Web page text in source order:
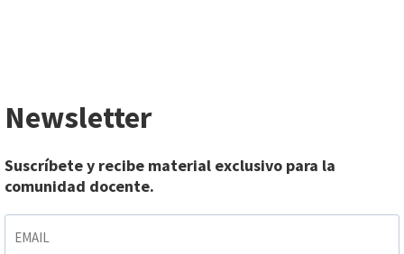
Newsletter
Suscríbete y recibe material exclusivo para la
comunidad docente.